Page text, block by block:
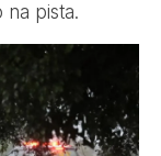
pista.